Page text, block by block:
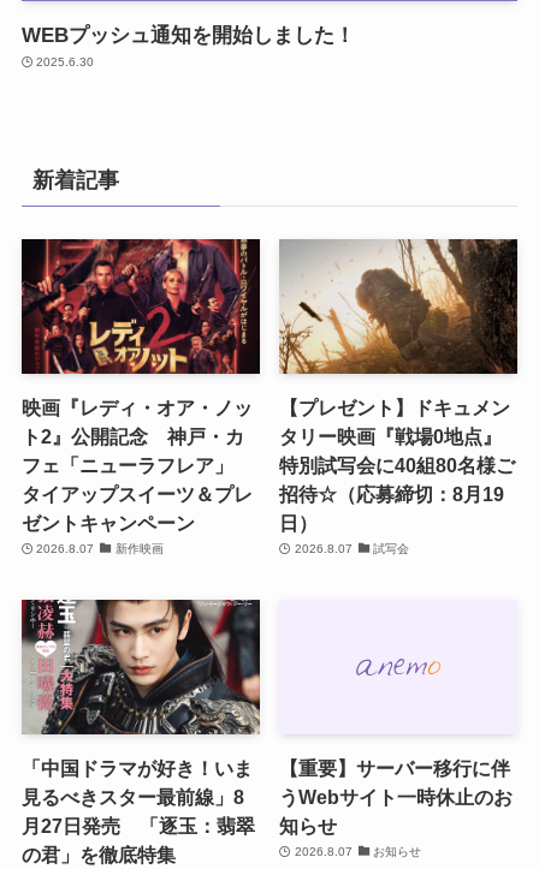
WEBプッシュ通知を開始しました！
2025.6.30
新着記事
映画『レディ・オア・ノッ
ト2』公開記念 神戸・カ
フェ「ニューラフレア」
タイアップスイーツ＆プレ
ゼントキャンペーン
2026.8.07 新作映画
【プレゼント】ドキュメン
タリー映画『戦場0地点』
特別試写会に40組80名様ご
招待☆（応募締切：8月19
日）
2026.8.07 試写会
「中国ドラマが好き！いま
見るべきスター最前線」8
月27日発売 「逐玉：翡翠
の君」を徹底特集
【重要】サーバー移行に伴
うWebサイト一時休止のお
知らせ
2026.8.07 お知らせ